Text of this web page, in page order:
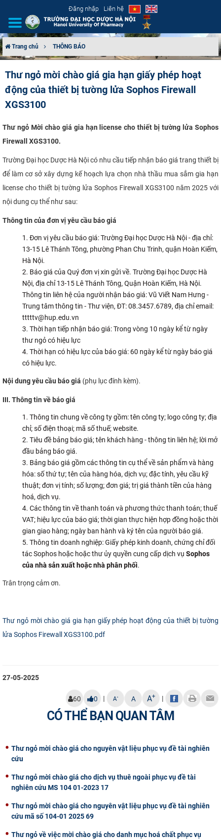
Đăng nhập Liên hệ
CƠ CẤU TỔ CHỨC
ĐÀO TẠO
ĐẢM BẢO CHẤT LƯỢNG
KHOA HỌC CÔNG NGHỆ
CỰU NGƯỜI HỌC
Trang chủ THÔNG BÁO
Thư ngỏ mời chào giá gia hạn giấy phép hoạt
động của thiết bị tường lửa Sophos Firewall
XGS3100
Thư ngỏ Mời chào giá gia hạn license cho thiết bị tường lửa Sophos
Firewall XGS3100.
Trường Đại học Dược Hà Nội có nhu cầu tiếp nhận báo giá trang thiết bị
để làm cơ sở xây dựng kế hoạch lựa chọn nhà thầu mua sắm gia hạn
license cho thiết bị tường lửa Sophos Firewall XGS3100 năm 2025 với
nội dung cụ thể như sau:
Thông tin của đơn vị yêu cầu báo giá
Đơn vị yêu cầu báo giá: Trường Đại học Dược Hà Nội - địa chỉ:
13-15 Lê Thánh Tông, phường Phan Chu Trinh, quận Hoàn Kiếm,
Hà Nội.
Báo giá của Quý đơn vị xin gửi về. Trường Đại học Dược Hà
Nội, địa chỉ 13-15 Lê Thánh Tông, Quận Hoàn Kiếm, Hà Nội.
Thông tin liên hệ của người nhận báo giá: Vũ Viết Nam Hưng -
Trung tâm thông tin - Thư viện, ĐT: 08.3457.6789, địa chỉ email:
tttttv@hup.edu.vn
Thời hạn tiếp nhận báo giá: Trong vòng 10 ngày kể từ ngày
thư ngỏ có hiệu lực
Thời hạn có hiệu lực của báo giá: 60 ngày kể từ ngày báo giá
có hiệu lực.
Nội dung yêu cầu báo giá (phụ lục đính kèm).
III. Thông tin về báo giá
Thông tin chung về công ty gồm: tên công ty; logo công ty; địa
chỉ; số điện thoại; mã số thuế; website.
Tiêu đề bảng báo giá; tên khách hàng - thông tin liên hệ; lời mở
đầu bảng báo giá.
Bảng báo giá gồm các thông tin cụ thể về sản phẩm và hàng
hóa: số thứ tự; tên của hàng hóa, dịch vụ; đặc tính, yêu cầu kỹ
thuật; đơn vị tính; số lượng; đơn giá; trị giá thành tiền của hàng
hoá, dịch vụ.
Các thông tin về thanh toán và phương thức thanh toán; thuế
VAT; hiệu lực của báo giá; thời gian thực hiện hợp đồng hoặc thời
gian giao hàng; ngày ban hành và ký tên của người báo giá.
Thông tin doanh nghiệp: Giấy phép kinh doanh, chứng chỉ đối
tác Sophos hoặc hoặc thư ủy quyền cung cấp dịch vụ Sophos
của nhà sản xuất hoặc nhà phân phối.
Trân trọng cảm ơn.
Thư ngỏ mời chào giá gia hạn giấy phép hoạt động của thiết bị tường
lửa Sophos Firewall XGS3100.pdf
27-05-2025
60 0 | A- A A+ |
CÓ THỂ BẠN QUAN TÂM
Thư ngỏ mời chào giá cho nguyên vật liệu phục vụ đề tài nghiên
cứu
Thư ngỏ mời chào giá cho dịch vụ thuê ngoài phục vụ đề tài
nghiên cứu MS 104 01-2023 17
Thư ngỏ mời chào giá cho nguyên vật liệu phục vụ đề tài nghiên
cứu mã số 104-01 2025 69
Thư ngỏ về việc mời chào giá cho danh mục hoá chất phục vụ